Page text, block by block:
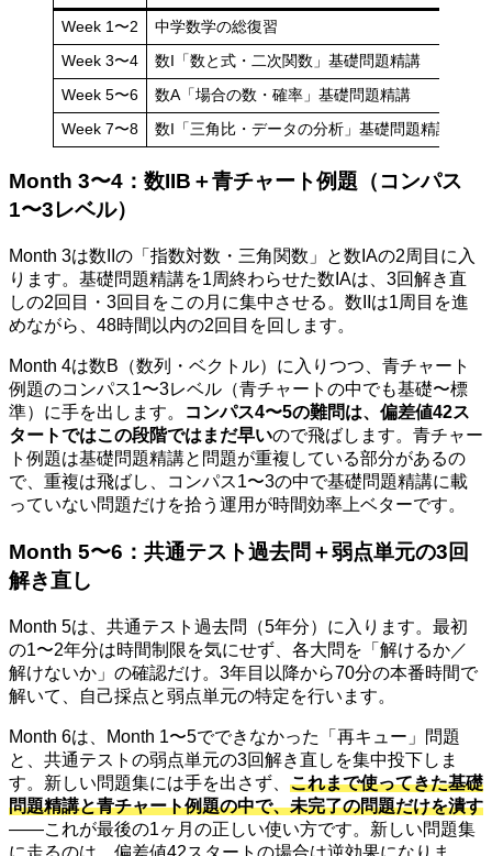
Week 1〜2 中学数学の総復習
Week 3〜4 数I「数と式・二次関数」基礎問題精講
Week 5〜6 数A「場合の数・確率」基礎問題精講
Week 7〜8 数I「三角比・データの分析」基礎問題精講
Month 3〜4：数IIB＋青チャート例題（コンパス
1〜3レベル）
Month 3は数IIの「指数対数・三角関数」と数IAの2周目に入
ります。基礎問題精講を1周終わらせた数IAは、3回解き直
しの2回目・3回目をこの月に集中させる。数IIは1周目を進
めながら、48時間以内の2回目を回します。
Month 4は数B（数列・ベクトル）に入りつつ、青チャート
例題のコンパス1〜3レベル（青チャートの中でも基礎〜標
準）に手を出します。
コンパス4〜5の難問は、偏差値42ス
タートではこの段階ではまだ早いので飛ばします。青チャー
ト例題は基礎問題精講と問題が重複している部分があるの
で、重複は飛ばし、コンパス1〜3の中で基礎問題精講に載
っていない問題だけを拾う運用が時間効率上ベターです。
Month 5〜6：共通テスト過去問＋弱点単元の3回
解き直し
Month 5は、共通テスト過去問（5年分）に入ります。最初
の1〜2年分は時間制限を気にせず、各大問を「解けるか／
解けないか」の確認だけ。3年目以降から70分の本番時間で
解いて、自己採点と弱点単元の特定を行います。
Month 6は、Month 1〜5でできなかった「再キュー」問題
と、共通テストの弱点単元の3回解き直しを集中投下しま
す。新しい問題集には手を出さず、 これまで使ってきた基礎
問題精講と青チャート例題の中で、未完了の問題だけを潰す
——これが最後の1ヶ月の正しい使い方です。新しい問題集
に走るのは、偏差値42スタートの場合は逆効果になりま